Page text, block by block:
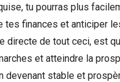
tu pourras plus
tes finances et anticiper
directe de tout ceci, est
et atteindre la
devenant stable et